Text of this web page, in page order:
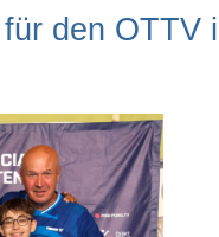
den OTTV